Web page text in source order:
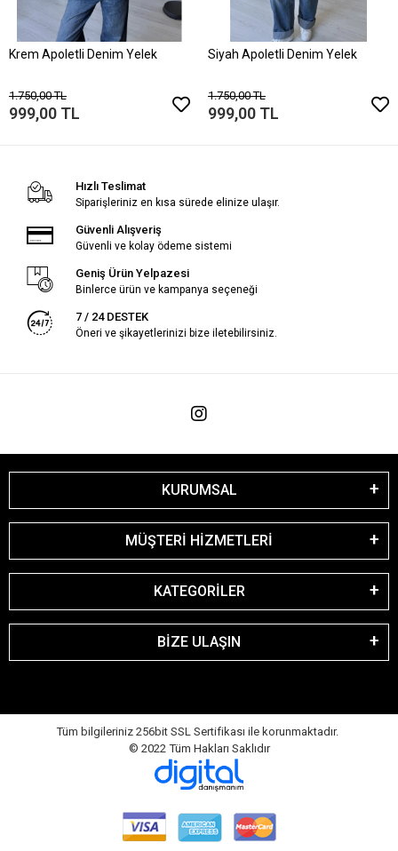
Krem Apoletli Denim Yelek
1.750,00 TL
999,00 TL
Siyah Apoletli Denim Yelek
1.750,00 TL
999,00 TL
Hızlı Teslimat
Siparişleriniz en kısa sürede elinize ulaşır.
Güvenli Alışveriş
Güvenli ve kolay ödeme sistemi
Geniş Ürün Yelpazesi
Binlerce ürün ve kampanya seçeneği
7 / 24 DESTEK
Öneri ve şikayetlerinizi bize iletebilirsiniz.
KURUMSAL
MÜŞTERİ HİZMETLERİ
KATEGORİLER
BİZE ULAŞIN
Tüm bilgileriniz 256bit SSL Sertifikası ile korunmaktadır.
© 2022 Tüm Hakları Saklıdır